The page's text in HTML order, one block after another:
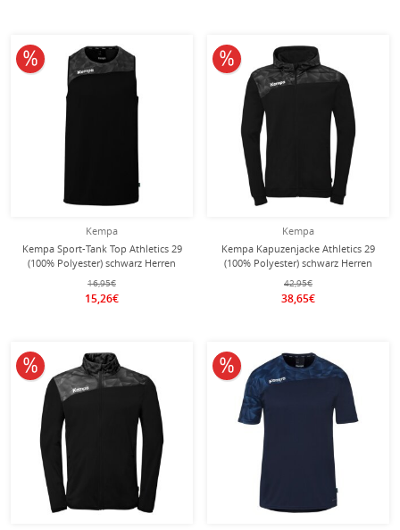
Kempa
Kempa Sport-Tank Top Athletics 29
(100% Polyester) schwarz Herren
16,95€
15,26€
10% reduziert
Kempa
Kempa Kapuzenjacke Athletics 29
(100% Polyester) schwarz Herren
42,95€
38,65€
10% reduziert
10% reduziert 10% reduziert